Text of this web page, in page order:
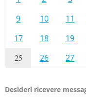
9
10 11
17
18 19
25 26 27
Desideri ricevere